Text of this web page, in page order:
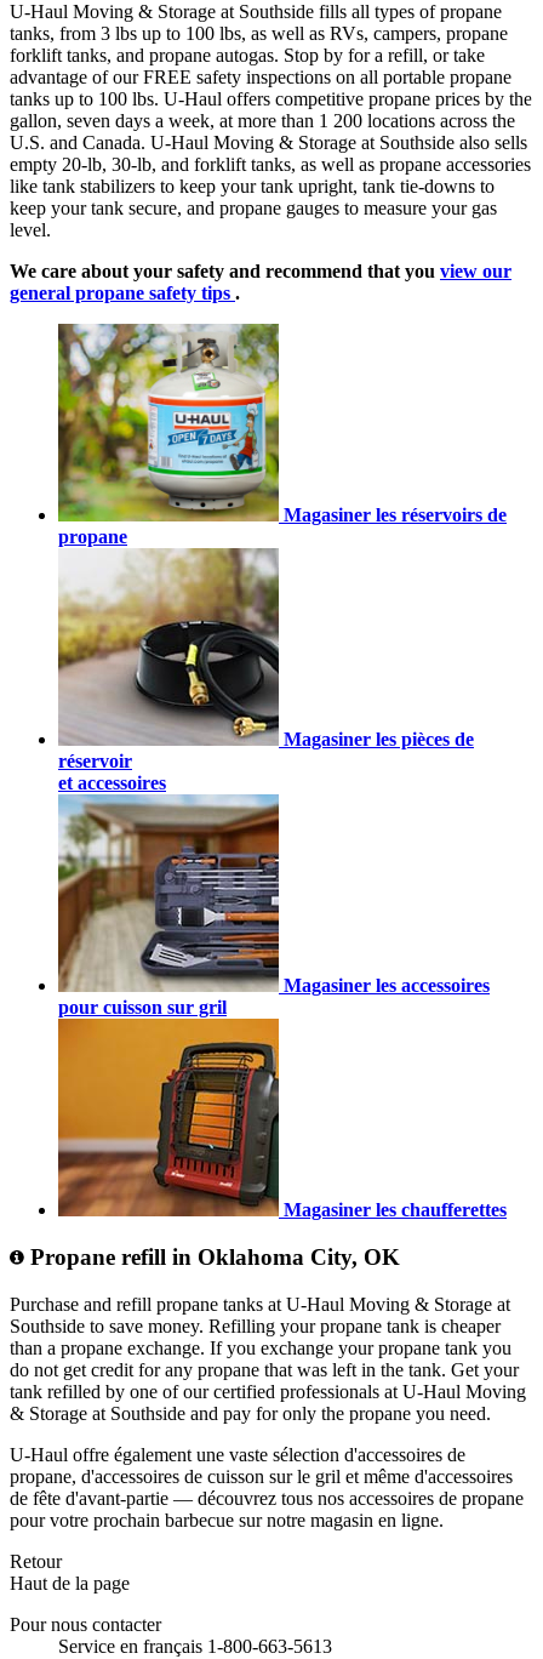
U-Haul Moving & Storage at Southside fills all types of propane
tanks, from 3 lbs up to 100 lbs, as well as RVs, campers, propane
forklift tanks, and propane autogas. Stop by for a refill, or take
advantage of our FREE safety inspections on all portable propane
tanks up to 100 lbs. U-Haul offers competitive propane prices by the
gallon, seven days a week, at more than 1 200 locations across the
U.S. and Canada. U-Haul Moving & Storage at Southside also sells
empty 20-lb, 30-lb, and forklift tanks, as well as propane accessories
like tank stabilizers to keep your tank upright, tank tie-downs to
keep your tank secure, and propane gauges to measure your gas
level.
We care about your safety and recommend that you view our
general propane safety tips .
Magasiner les réservoirs de
propane
Magasiner les pièces de
réservoir
et accessoires
Magasiner les accessoires
pour cuisson sur gril
Magasiner les chaufferettes
Propane refill in Oklahoma City, OK
Purchase and refill propane tanks at U-Haul Moving & Storage at
Southside to save money. Refilling your propane tank is cheaper
than a propane exchange. If you exchange your propane tank you
do not get credit for any propane that was left in the tank. Get your
tank refilled by one of our certified professionals at U-Haul Moving
& Storage at Southside and pay for only the propane you need.
U-Haul offre également une vaste sélection d'accessoires de
propane, d'accessoires de cuisson sur le gril et même d'accessoires
de fête d'avant-partie — découvrez tous nos accessoires de propane
pour votre prochain barbecue sur notre magasin en ligne.
Retour
Haut de la page
Pour nous contacter
Service en français 1-800-663-5613